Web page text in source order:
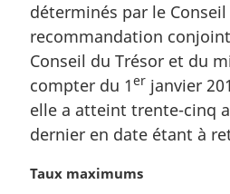
déterminés par le
recommandation
Conseil du Trésor et du
compter du 1er janvier
elle a atteint trente-cinq
dernier en date étant à
N
Taux maximums